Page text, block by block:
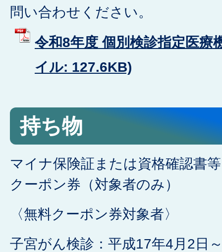
問い合わせください。
令和8年度 個別検診指定医療
イル: 127.6KB)
持ち物
マイナ保険証または資格確認書
クーポン券（対象者のみ）
〈無料クーポン券対象者〉
子宮がん検診：平成17年4月2日